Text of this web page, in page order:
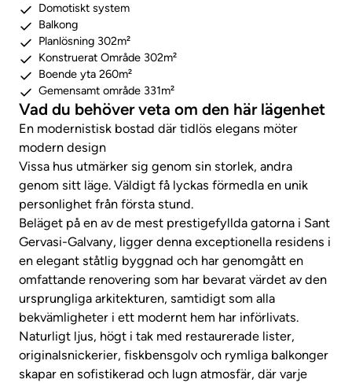
Domotiskt system
Balkong
Planlösning 302m²
Konstruerat Område 302m²
Boende yta 260m²
Gemensamt område 331m²
Vad du behöver veta om den här lägenhet
En modernistisk bostad där tidlös elegans möter
modern design
Vissa hus utmärker sig genom sin storlek, andra
genom sitt läge. Väldigt få lyckas förmedla en unik
personlighet från första stund.
Beläget på en av de mest prestigefyllda gatorna i Sant
Gervasi-Galvany, ligger denna exceptionella residens i
en elegant ståtlig byggnad och har genomgått en
omfattande renovering som har bevarat värdet av den
ursprungliga arkitekturen, samtidigt som alla
bekvämligheter i ett modernt hem har införlivats.
Naturligt ljus, högt i tak med restaurerade lister,
originalsnickerier, fiskbensgolv och rymliga balkonger
skapar en sofistikerad och lugn atmosfär, där varje